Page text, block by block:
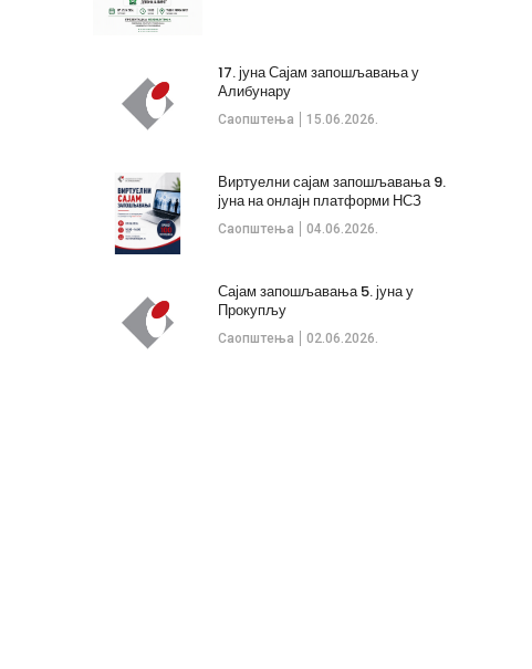
Саопштења 15.06.2026.
17. јуна Сајам запошљавања у
Алибунару
Саопштења 04.06.2026.
Виртуелни сајам запошљавања 9.
јуна на онлајн платформи НСЗ
Саопштења 02.06.2026.
Сајам запошљавања 5. јуна у
Прокупљу